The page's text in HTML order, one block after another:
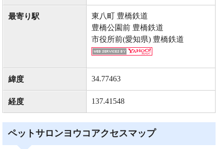
最寄り駅
東八町 豊橋鉄道
豊橋公園前 豊橋鉄道
市役所前(愛知県) 豊橋鉄道
緯度 34.77463
経度 137.41548
ペットサロンヨウコアクセスマップ